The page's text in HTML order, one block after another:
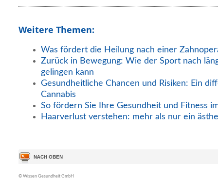
Weitere Themen:
Was fördert die Heilung nach einer
Zurück in Bewegung: Wie der Sport nach
gelingen kann
Gesundheitliche Chancen und Risiken: Ein
Cannabis
So fördern Sie Ihre Gesundheit und Fitness
Haarverlust verstehen: mehr als nur ein
© Wissen Gesundheit GmbH